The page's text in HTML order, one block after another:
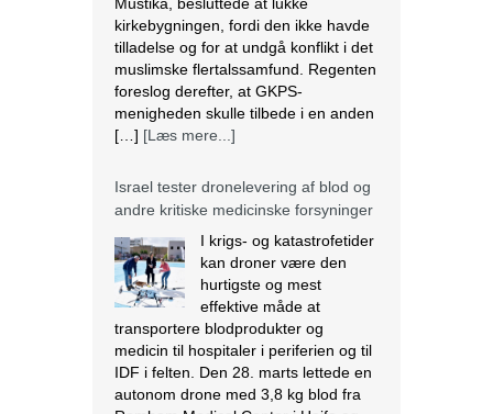
Israel tester dronelevering af blod og
andre kritiske medicinske forsyninger
I krigs- og katastrofetider
kan droner være den
hurtigste og mest
medicin til hospitaler i periferien og til
IDF i felten. Den 28. marts lettede en
autonom drone med 3,8 kg blod fra
Rambam Medical Center i Haifa og
landede 13 minutter senere ved
Galilee Medical Center i Nahariya,
[…][Læs mere...]
Den nigerianske regering ser væk,
mens landbrug fortsætter med at